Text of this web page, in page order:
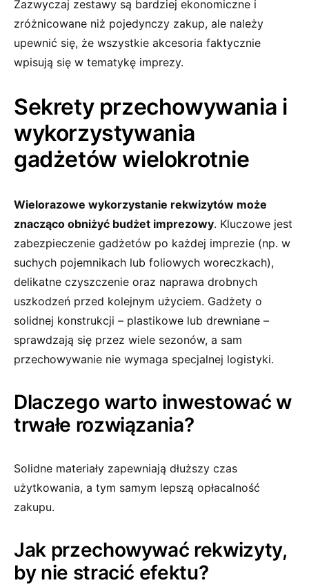
Zazwyczaj zestawy są bardziej ekonomiczne i
zróżnicowane niż pojedynczy zakup, ale należy
upewnić się, że wszystkie akcesoria faktycznie
wpisują się w tematykę imprezy.
Sekrety przechowywania i
wykorzystywania
gadżetów wielokrotnie
Wielorazowe wykorzystanie rekwizytów może
znacząco obniżyć budżet imprezowy. Kluczowe jest
zabezpieczenie gadżetów po każdej imprezie (np. w
suchych pojemnikach lub foliowych woreczkach),
delikatne czyszczenie oraz naprawa drobnych
uszkodzeń przed kolejnym użyciem. Gadżety o
solidnej konstrukcji – plastikowe lub drewniane –
sprawdzają się przez wiele sezonów, a sam
przechowywanie nie wymaga specjalnej logistyki.
Dlaczego warto inwestować w
trwałe rozwiązania?
Solidne materiały zapewniają dłuższy czas
użytkowania, a tym samym lepszą opłacalność
zakupu.
Jak przechowywać rekwizyty,
by nie stracić efektu?